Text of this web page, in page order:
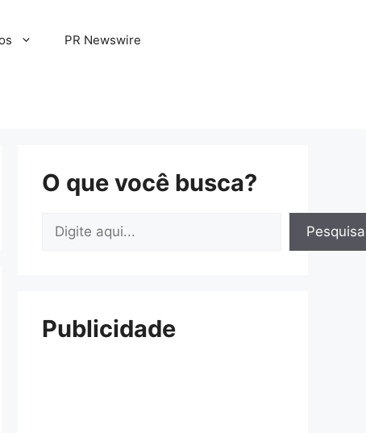
PR Newswire
O que você busca?
Pesquisar
Publicidade